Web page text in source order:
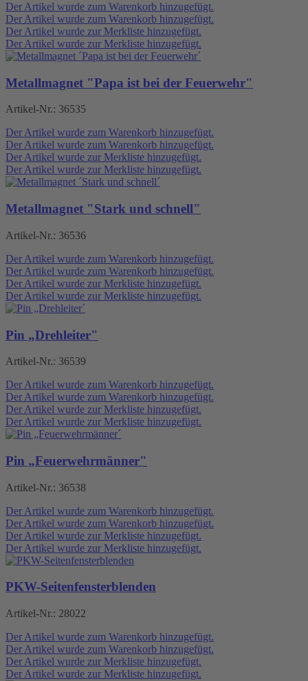
Der Artikel wurde zum Warenkorb hinzugefügt.
Der Artikel wurde zum Warenkorb hinzugefügt.
Der Artikel wurde zur Merkliste hinzugefügt.
Der Artikel wurde zur Merkliste hinzugefügt.
Metallmagnet "Papa ist bei der Feuerwehr"
Artikel-Nr.: 36535
Der Artikel wurde zum Warenkorb hinzugefügt.
Der Artikel wurde zum Warenkorb hinzugefügt.
Der Artikel wurde zur Merkliste hinzugefügt.
Der Artikel wurde zur Merkliste hinzugefügt.
Metallmagnet "Stark und schnell"
Artikel-Nr.: 36536
Der Artikel wurde zum Warenkorb hinzugefügt.
Der Artikel wurde zum Warenkorb hinzugefügt.
Der Artikel wurde zur Merkliste hinzugefügt.
Der Artikel wurde zur Merkliste hinzugefügt.
Pin „Drehleiter"
Artikel-Nr.: 36539
Der Artikel wurde zum Warenkorb hinzugefügt.
Der Artikel wurde zum Warenkorb hinzugefügt.
Der Artikel wurde zur Merkliste hinzugefügt.
Der Artikel wurde zur Merkliste hinzugefügt.
Pin „Feuerwehrmänner"
Artikel-Nr.: 36538
Der Artikel wurde zum Warenkorb hinzugefügt.
Der Artikel wurde zum Warenkorb hinzugefügt.
Der Artikel wurde zur Merkliste hinzugefügt.
Der Artikel wurde zur Merkliste hinzugefügt.
PKW-Seitenfensterblenden
Artikel-Nr.: 28022
Der Artikel wurde zum Warenkorb hinzugefügt.
Der Artikel wurde zum Warenkorb hinzugefügt.
Der Artikel wurde zur Merkliste hinzugefügt.
Der Artikel wurde zur Merkliste hinzugefügt.